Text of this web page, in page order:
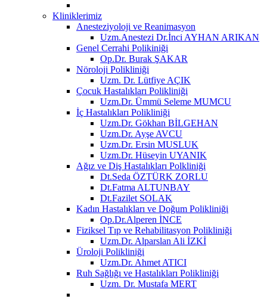
Kliniklerimiz
Anesteziyoloji ve Reanimasyon
Uzm.Anestezi Dr.İnci AYHAN ARIKAN
Genel Cerrahi Polikiniği
Op.Dr. Burak ŞAKAR
Nöroloji Polikliniği
Uzm. Dr. Lütfiye AÇIK
Çocuk Hastalıkları Polikliniği
Uzm.Dr. Ümmü Seleme MUMCU
İç Hastalıkları Polikliniği
Uzm.Dr. Gökhan BİLGEHAN
Uzm.Dr. Ayşe AVCU
Uzm.Dr. Ersin MUSLUK
Uzm.Dr. Hüseyin UYANIK
Ağız ve Diş Hastalıkları Polkliniği
Dt.Seda ÖZTÜRK ZORLU
Dt.Fatma ALTUNBAY
Dt.Fazilet SOLAK
Kadın Hastalıkları ve Doğum Polikliniği
Op.Dr.Alperen İNCE
Fiziksel Tıp ve Rehabilitasyon Polikliniği
Uzm.Dr. Alparslan Ali İZKİ
Üroloji Polikliniği
Uzm.Dr. Ahmet ATICI
Ruh Sağlığı ve Hastalıkları Polikliniği
Uzm. Dr. Mustafa MERT